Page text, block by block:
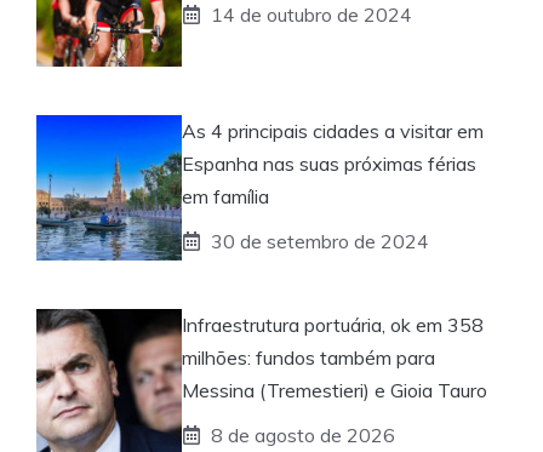
14 de outubro de 2024
As 4 principais cidades a visitar em
Espanha nas suas próximas férias
em família
30 de setembro de 2024
Infraestrutura portuária, ok em 358
milhões: fundos também para
Messina (Tremestieri) e Gioia Tauro
8 de agosto de 2026